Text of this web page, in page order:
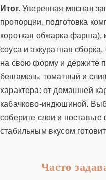
Итог.Уверенная мясная
пропорции, подготовка
короткая обжарка фарша),
соуса и аккуратная
на свою форму и держите
бешамель, томатный и
характера: от домашней
кабачково-индюшиной.
соберите слои и
стабильным вкусом
Часто